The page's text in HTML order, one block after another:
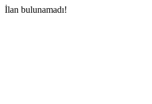
İlan bulunamadı!